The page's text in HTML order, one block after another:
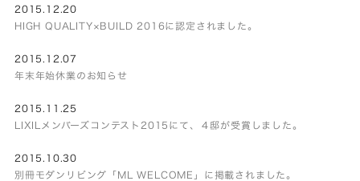
2015.12.20
HIGH QUALITY×BUILD 2016に認定されました。
2015.12.07
年末年始休業のお知らせ
2015.11.25
LIXILメンバーズコンテスト2015にて、４邸が受賞しました。
2015.10.30
別冊モダンリビング「ML WELCOME」に掲載されました。